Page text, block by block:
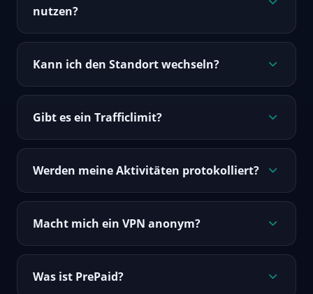
nutzen?
Kann ich den Standort wechseln?
Gibt es ein Trafficlimit?
Werden meine Aktivitäten protokolliert?
Macht mich ein VPN anonym?
Was ist PrePaid?